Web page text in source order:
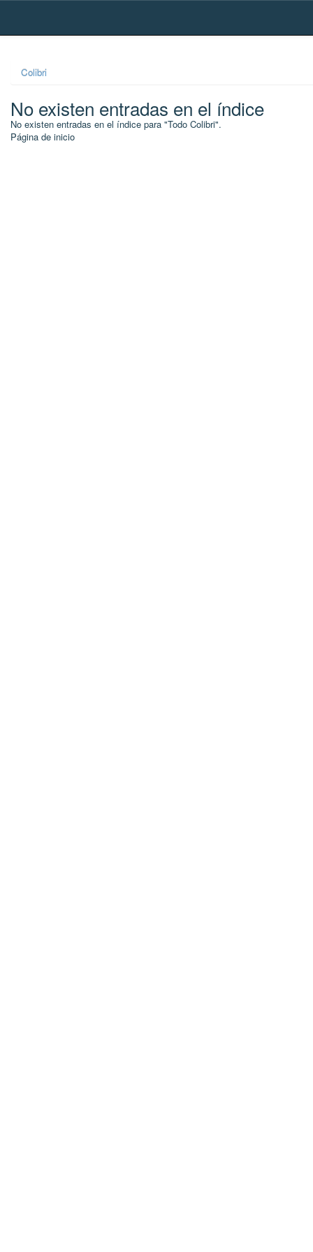
Skip
Colibri
No existen entradas en el índice
No existen entradas en el índice para "Todo Colibri".
Página de inicio